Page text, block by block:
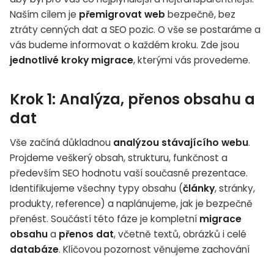
Naším cílem je přemigrovat web bezpečně, bez
ztráty cenných dat a SEO pozic. O vše se postaráme a
vás budeme informovat o každém kroku. Zde jsou
jednotlivé kroky migrace, kterými vás provedeme.
Krok 1: Analýza, přenos obsahu a
dat
Vše začíná důkladnou analýzou stávajícího webu.
Projdeme veškerý obsah, strukturu, funkčnost a
především SEO hodnotu vaší současné prezentace.
Identifikujeme všechny typy obsahu (články, stránky,
produkty, reference) a naplánujeme, jak je bezpečně
přenést. Součástí této fáze je kompletní migrace
obsahua přenos dat, včetně textů, obrázků i celé
databáze. Klíčovou pozornost věnujeme zachování